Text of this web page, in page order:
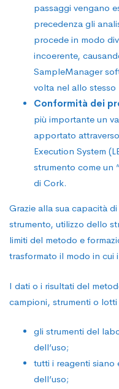
passaggi vengano
precedenza gli
procede in modo
incoerente,
SampleManager
volta nel allo
Conformità dei
più importante un
apportato
Execution System
strumento come un
di Cork.
Grazie alla sua capacità
strumento, utilizzo dello
limiti del metodo e
trasformato il modo in cui
I dati o i risultati del
campioni, strumenti o
gli strumenti del
dell’uso;
tutti i reagenti siano
dell’uso;